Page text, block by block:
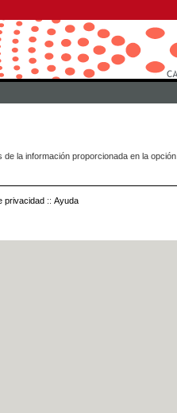
la información proporcionada en la opción
privacidad :: Ayuda